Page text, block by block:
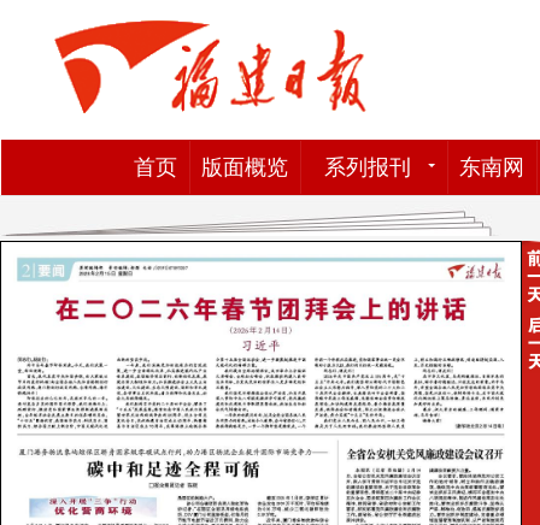
首页 版面概览 系列报刊 东南网